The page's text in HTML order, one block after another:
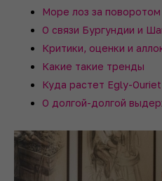
Море лоз за поворотом
О связи Бургундии и
Критики, оценки и
Какие такие тренды
Куда растет Egly-Ouriet
О долгой-долгой